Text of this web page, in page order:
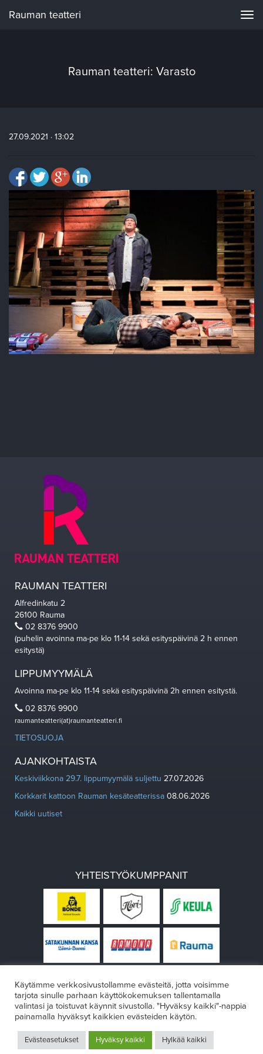
Rauman teatteri
Rauman teatteri: Varasto
27.09.2021 · 13:02
RAUMAN TEATTERI
Alfredinkatu 2
26100 Rauma
02 8376 9900
(puhelin avoinna ma-pe klo 11-14 sekä esityspäivinä 2 h ennen
esitystä)
LIPPUMYYMÄLÄ
Avoinna ma-pe klo 11-14 sekä esityspäivinä 2h ennen esitystä.
02 8376 9900
raumanteatteri(at)raumanteatteri.fi
TIETOSUOJA
AJANKOHTAISTA
Keskiviikkona 29.7. lippumyymälä suljettu 27.07.2026
Korkkarit kattoon Rauman kesäteatterissa 08.06.2026
Kaikki uutiset
YHTEISTYÖKUMPPANIT
Design:VÄRIKÄS
Käytämme verkkosivustollamme evästeitä, jotta voisimme
tarjota sinulle parhaan käyttökokemuksen tallentamalla
valintasi ja toistuvat käynnit sivustolla. "Hyväksy kaikki"-nappia
painamalla hyväksyt kaikkien evästeiden käytön.
Evästeasetukset Hyväksy kaikki Hylkää kaikki